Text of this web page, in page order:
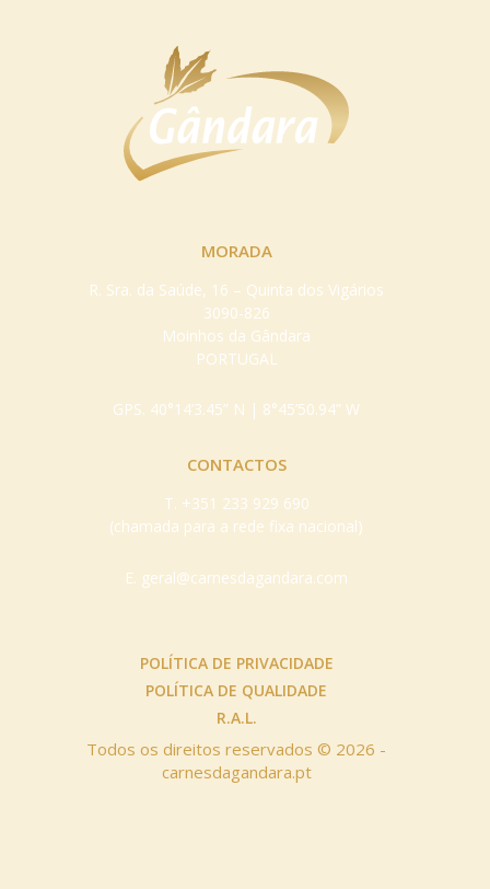
MORADA
R. Sra. da Saúde, 16 – Quinta dos Vigários
3090-826
Moinhos da Gândara
PORTUGAL
GPS. 40°14’3.45” N | 8°45’50.94” W
CONTACTOS
T. +351 233 929 690
(chamada para a rede fixa nacional)
E. geral@carnesdagandara.com
POLÍTICA DE PRIVACIDADE
POLÍTICA DE QUALIDADE
R.A.L.
Todos os direitos reservados © 2026 -
carnesdagandara.pt